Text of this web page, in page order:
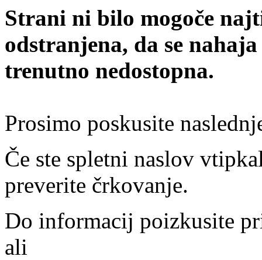
Strani ni bilo mogoče
odstranjena, da se
trenutno nedostopna.
Prosimo poskusite
Če ste spletni naslov
preverite črkovanje.
Do informacij poizkusite
ali